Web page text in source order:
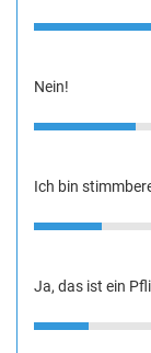
Nein!
Ich bin
Ja, das ist ein